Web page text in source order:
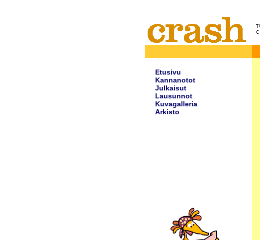
Etusivu
Kannanotot
Julkaisut
Lausunnot
Kuvagalleria
Arkisto